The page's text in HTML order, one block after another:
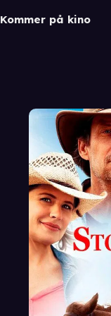
Kommer på kino